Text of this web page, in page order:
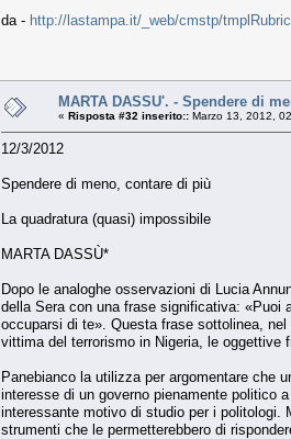
da - http://lastampa.it/_web/cmstp/
MARTA DASSU'. - Spendere di
« Risposta #32 inserito:: Marzo 13, 2012,
12/3/2012
Spendere di meno, contare di più
La quadratura (quasi) impossibile
MARTA DASSÙ*
Dopo le analoghe osservazioni di Lucia
della Sera con una frase significativa: «Puoi
occuparsi di te». Questa frase sottolinea,
vittima del terrorismo in Nigeria, le oggettive
Panebianco la utilizza per argomentare che
interesse di un governo pienamente politico
interessante motivo di studio per i politologi.
strumenti che le permetterebbero di